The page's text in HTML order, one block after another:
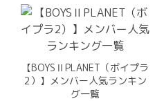
【BOYSⅡPLANET（ボイプラ
2）】メンバー人気ランキン
グ一覧